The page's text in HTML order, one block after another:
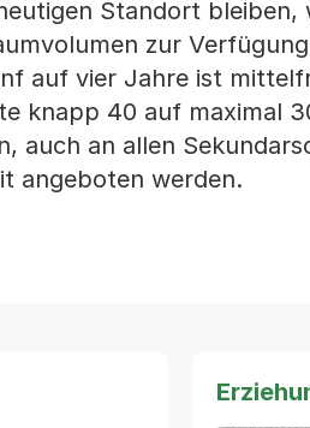
Standort
zur
auf vier Jahre ist
knapp 40 auf maximal
auch an allen
angeboten werden.